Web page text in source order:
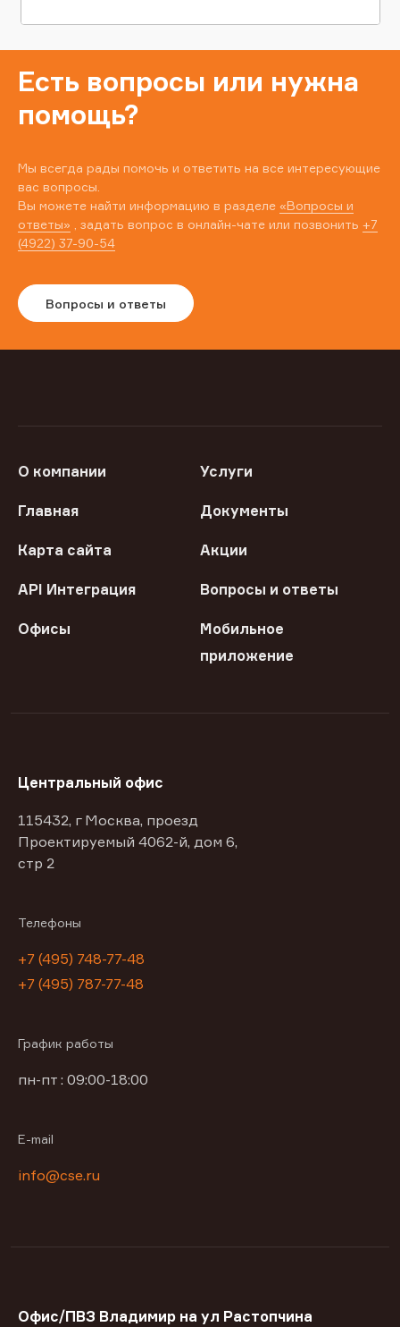
Есть вопросы или нужна
помощь?
Мы всегда рады помочь и ответить на все интересующие
вас вопросы.
Вы можете найти информацию в разделе «Вопросы и
ответы» , задать вопрос в онлайн-чате или позвонить +7
(4922) 37-90-54
Вопросы и ответы
О компании Услуги
Главная Документы
Карта сайта Акции
API Интеграция Вопросы и ответы
Офисы
Мобильное
приложение
Центральный офис
115432, г Москва, проезд
Проектируемый 4062-й, дом 6,
стр 2
Телефоны
+7 (495) 748-77-48
+7 (495) 787-77-48
График работы
пн-пт : 09:00-18:00
E-mail
info@cse.ru
Офис/ПВЗ Владимир на ул Растопчина